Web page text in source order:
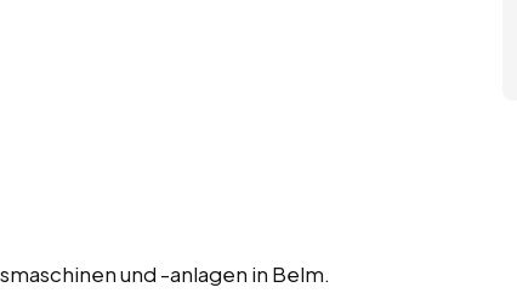
und -anlagen in Belm.